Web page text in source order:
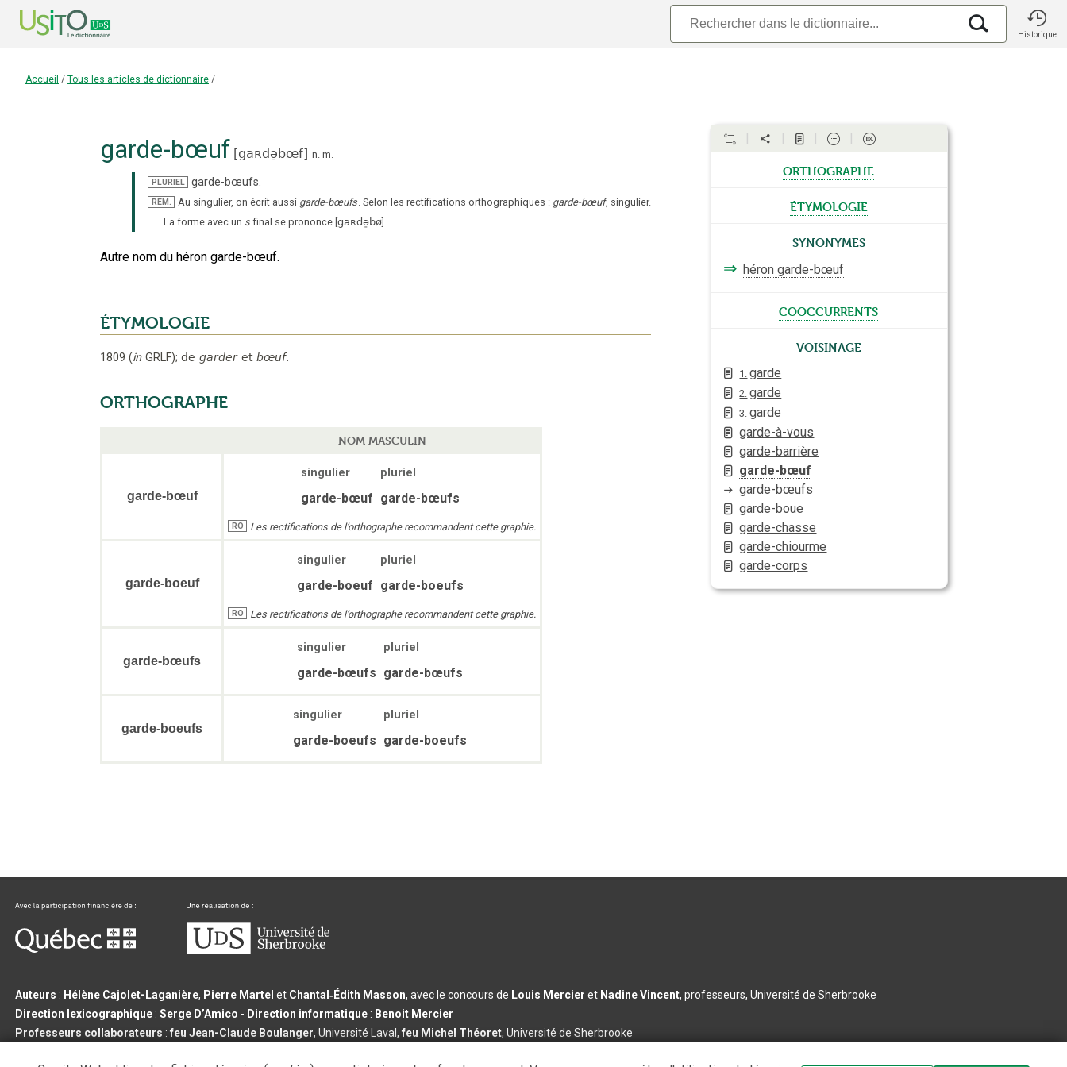
Historique
Accueil / Tous les articles de dictionnaire /
garde-bœuf [gaʀdə̠bœf] n. m.
PLURIEL garde-bœufs.
REM. Au singulier, on écrit aussi garde-bœufs. Selon les rectifications orthographiques : garde-bœuf, singulier.
La forme avec un s final se prononce [gaʀdə̠bø .
Autre nom du héron garde-bœuf.
ÉTYMOLOGIE
1809 (in GRLF); de garder et bœuf.
ORTHOGRAPHE
NOM MASCULIN
garde-bœuf
singulier pluriel
garde-bœuf garde-bœufs
RO Les rectifications de l’orthographe recommandent cette graphie.
garde-boeuf
singulier pluriel
garde-boeuf garde-boeufs
RO Les rectifications de l’orthographe recommandent cette graphie.
garde-bœufs
singulier pluriel
garde-bœufs garde-bœufs
garde-boeufs
singulier pluriel
garde-boeufs garde-boeufs
orthographe
étymologie
Synonymes
⇒ héron garde-bœuf
cooccurrents
Voisinage
1. garde
2. garde
3. garde
garde-à-vous
garde-barrière
garde-bœuf
garde-bœufs
garde-boue
garde-chasse
garde-chiourme
garde-corps
Auteurs : Hélène Cajolet-Laganière, Pierre Martel et Chantal‑Édith Masson, avec le concours de Louis Mercier et Nadine Vincent, professeurs, Université de Sherbrooke
Direction lexicographique :Serge D’Amico - Direction informatique : Benoit Mercier
Professeurs collaborateurs :feu Jean-Claude Boulanger, Université Laval,feu Michel Théoret, Université de Sherbrooke